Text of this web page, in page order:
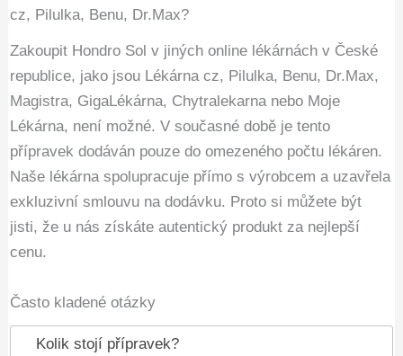
cz, Pilulka, Benu, Dr.Max?
Zakoupit Hondro Sol v jiných online lékárnách v České
republice, jako jsou Lékárna cz, Pilulka, Benu, Dr.Max,
Magistra, GigaLékárna, Chytralekarna nebo Moje
Lékárna, není možné. V současné době je tento
přípravek dodáván pouze do omezeného počtu lékáren.
Naše lékárna spolupracuje přímo s výrobcem a uzavřela
exkluzivní smlouvu na dodávku. Proto si můžete být
jisti, že u nás získáte autentický produkt za nejlepší
cenu.
Často kladené otázky
Kolik stojí přípravek?